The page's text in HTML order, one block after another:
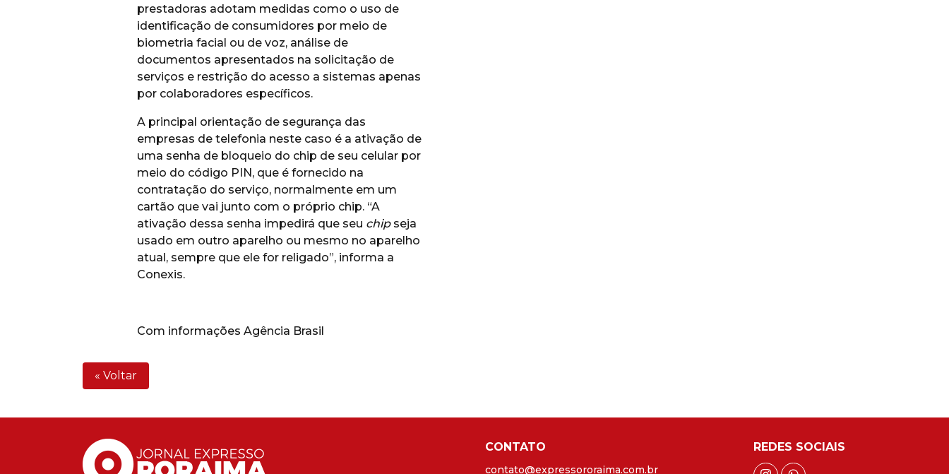
prestadoras adotam medidas como o uso de
identificação de consumidores por meio de
biometria facial ou de voz, análise de
documentos apresentados na solicitação de
serviços e restrição do acesso a sistemas apenas
por colaboradores específicos.
A principal orientação de segurança das
empresas de telefonia neste caso é a ativação de
uma senha de bloqueio do chip de seu celular por
meio do código PIN, que é fornecido na
contratação do serviço, normalmente em um
cartão que vai junto com o próprio chip. “A
ativação dessa senha impedirá que seu chipseja
usado em outro aparelho ou mesmo no aparelho
atual, sempre que ele for religado”, informa a
Conexis.
Com informações Agência Brasil
« Voltar
CONTATO
contato@expressororaima.com.br
REDES SOCIAIS